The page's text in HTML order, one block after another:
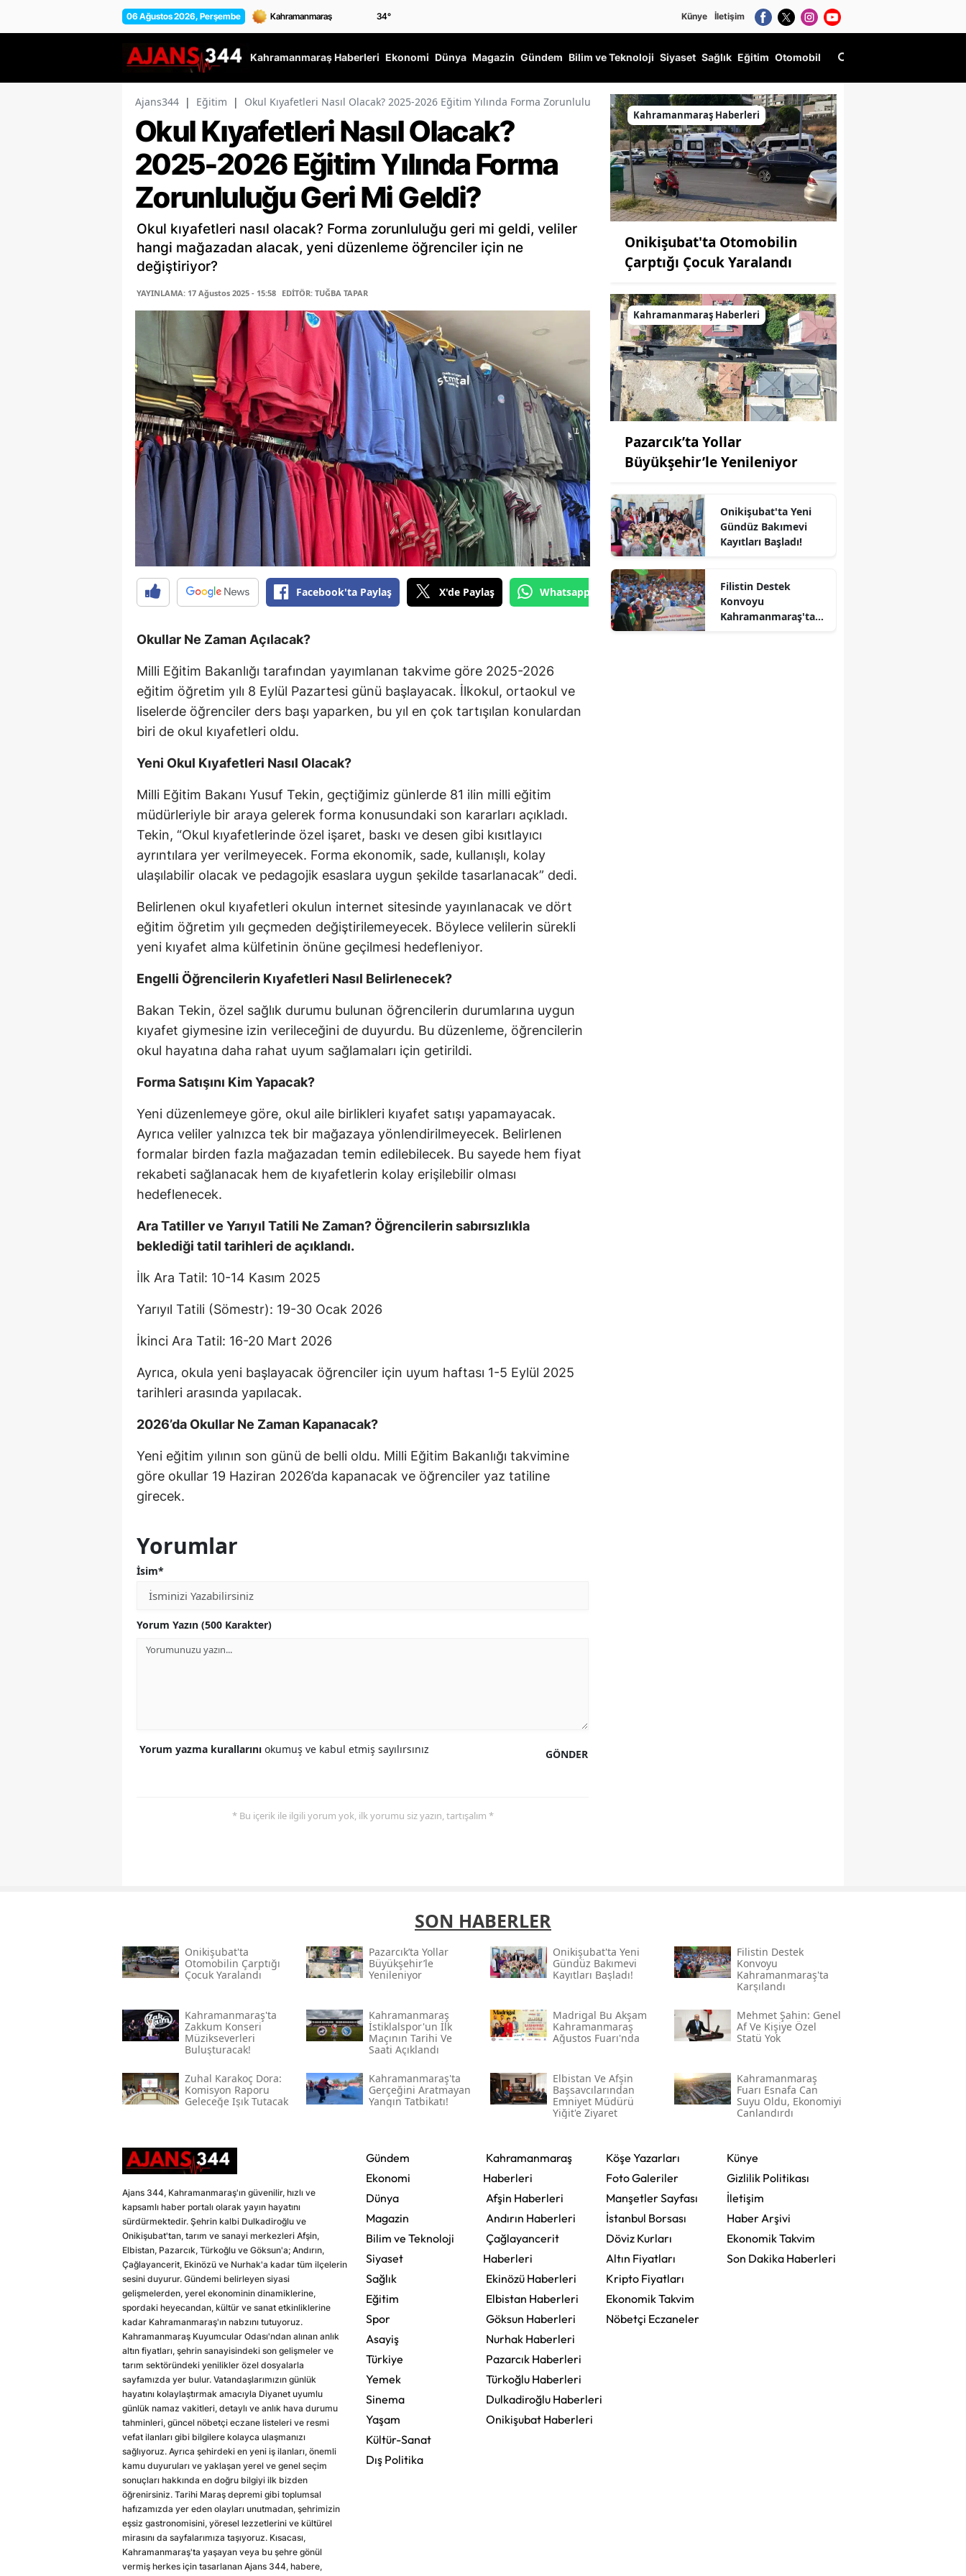
06 Ağustos 2026, Perşembe 34° Künye İletişim
Kahramanmaraş Haberleri Ekonomi Dünya Magazin Gündem Bilim ve Teknoloji Siyaset Sağlık Eğitim Otomobil
Ajans344 | Eğitim | Okul Kıyafetleri Nasıl Olacak? 2025-2026 Eğitim Yılında Forma Zorunluluğu Geri Mi Geldi?
Okul Kıyafetleri Nasıl Olacak?
2025-2026 Eğitim Yılında Forma
Zorunluluğu Geri Mi Geldi?
Okul kıyafetleri nasıl olacak? Forma zorunluluğu geri mi geldi, veliler
hangi mağazadan alacak, yeni düzenleme öğrenciler için ne
değiştiriyor?
YAYINLAMA: 17 Ağustos 2025 - 15:58 EDİTÖR: TUĞBA TAPAR
Facebook'ta Paylaş X'de Paylaş Whatsapp'tan Gönder
Okullar Ne Zaman Açılacak?
Milli Eğitim Bakanlığı tarafından yayımlanan takvime göre 2025-2026
eğitim öğretim yılı 8 Eylül Pazartesi günü başlayacak. İlkokul, ortaokul ve
liselerde öğrenciler ders başı yaparken, bu yıl en çok tartışılan konulardan
biri de okul kıyafetleri oldu.
Yeni Okul Kıyafetleri Nasıl Olacak?
Milli Eğitim Bakanı Yusuf Tekin, geçtiğimiz günlerde 81 ilin milli eğitim
müdürleriyle bir araya gelerek forma konusundaki son kararları açıkladı.
Tekin, “Okul kıyafetlerinde özel işaret, baskı ve desen gibi kısıtlayıcı
ayrıntılara yer verilmeyecek. Forma ekonomik, sade, kullanışlı, kolay
ulaşılabilir olacak ve pedagojik esaslara uygun şekilde tasarlanacak” dedi.
Belirlenen okul kıyafetleri okulun internet sitesinde yayınlanacak ve dört
eğitim öğretim yılı geçmeden değiştirilemeyecek. Böylece velilerin sürekli
yeni kıyafet alma külfetinin önüne geçilmesi hedefleniyor.
Engelli Öğrencilerin Kıyafetleri Nasıl Belirlenecek?
Bakan Tekin, özel sağlık durumu bulunan öğrencilerin durumlarına uygun
kıyafet giymesine izin verileceğini de duyurdu. Bu düzenleme, öğrencilerin
okul hayatına daha rahat uyum sağlamaları için getirildi.
Forma Satışını Kim Yapacak?
Yeni düzenlemeye göre, okul aile birlikleri kıyafet satışı yapamayacak.
Ayrıca veliler yalnızca tek bir mağazaya yönlendirilmeyecek. Belirlenen
formalar birden fazla mağazadan temin edilebilecek. Bu sayede hem fiyat
rekabeti sağlanacak hem de kıyafetlerin kolay erişilebilir olması
hedeflenecek.
Ara Tatiller ve Yarıyıl Tatili Ne Zaman? Öğrencilerin sabırsızlıkla
beklediği tatil tarihleri de açıklandı.
İlk Ara Tatil: 10-14 Kasım 2025
Yarıyıl Tatili (Sömestr): 19-30 Ocak 2026
İkinci Ara Tatil: 16-20 Mart 2026
Ayrıca, okula yeni başlayacak öğrenciler için uyum haftası 1-5 Eylül 2025
tarihleri arasında yapılacak.
2026’da Okullar Ne Zaman Kapanacak?
Yeni eğitim yılının son günü de belli oldu. Milli Eğitim Bakanlığı takvimine
göre okullar 19 Haziran 2026’da kapanacak ve öğrenciler yaz tatiline
girecek.
Yorumlar
İsim*
Yorum Yazın (500 Karakter)
GÖNDER
Yorum yazma kurallarını okumuş ve kabul etmiş sayılırsınız
* Bu içerik ile ilgili yorum yok, ilk yorumu siz yazın, tartışalım *
Kahramanmaraş Haberleri
Onikişubat'ta Otomobilin
Çarptığı Çocuk Yaralandı
Kahramanmaraş Haberleri
Pazarcık’ta Yollar
Büyükşehir’le Yenileniyor
Onikişubat'ta Yeni
Gündüz Bakımevi
Kayıtları Başladı!
Filistin Destek
Konvoyu
Kahramanmaraş'ta
SON HABERLER
Onikişubat'ta
Otomobilin Çarptığı
Çocuk Yaralandı
Pazarcık’ta Yollar
Büyükşehir’le
Yenileniyor
Onikişubat'ta Yeni
Gündüz Bakımevi
Kayıtları Başladı!
Filistin Destek
Konvoyu
Kahramanmaraş'ta
Karşılandı
Kahramanmaraş'ta
Zakkum Konseri
Müzikseverleri
Buluşturacak!
Kahramanmaraş
İstiklalspor'un İlk
Maçının Tarihi Ve
Saati Açıklandı
Madrigal Bu Akşam
Kahramanmaraş
Ağustos Fuarı'nda
Mehmet Şahin: Genel
Af Ve Kişiye Özel
Statü Yok
Zuhal Karakoç Dora:
Komisyon Raporu
Geleceğe Işık Tutacak
Kahramanmaraş'ta
Gerçeğini Aratmayan
Yangın Tatbikatı!
Elbistan Ve Afşin
Başsavcılarından
Emniyet Müdürü
Yiğit'e Ziyaret
Kahramanmaraş
Fuarı Esnafa Can
Suyu Oldu, Ekonomiyi
Canlandırdı
Ajans 344, Kahramanmaraş'ın güvenilir, hızlı ve
kapsamlı haber portalı olarak yayın hayatını
sürdürmektedir. Şehrin kalbi Dulkadiroğlu ve
Onikişubat'tan, tarım ve sanayi merkezleri Afşin,
Elbistan, Pazarcık, Türkoğlu ve Göksun'a; Andırın,
Çağlayancerit, Ekinözü ve Nurhak'a kadar tüm ilçelerin
sesini duyurur. Gündemi belirleyen siyasi
gelişmelerden, yerel ekonominin dinamiklerine,
spordaki heyecandan, kültür ve sanat etkinliklerine
kadar Kahramanmaraş'ın nabzını tutuyoruz.
Kahramanmaraş Kuyumcular Odası'ndan alınan anlık
altın fiyatları, şehrin sanayisindeki son gelişmeler ve
tarım sektöründeki yenilikler özel dosyalarla
sayfamızda yer bulur. Vatandaşlarımızın günlük
hayatını kolaylaştırmak amacıyla Diyanet uyumlu
günlük namaz vakitleri, detaylı ve anlık hava durumu
tahminleri, güncel nöbetçi eczane listeleri ve resmi
vefat ilanları gibi bilgilere kolayca ulaşmanızı
sağlıyoruz. Ayrıca şehirdeki en yeni iş ilanları, önemli
kamu duyuruları ve yaklaşan yerel ve genel seçim
sonuçları hakkında en doğru bilgiyi ilk bizden
öğrenirsiniz. Tarihi Maraş depremi gibi toplumsal
hafızamızda yer eden olayları unutmadan, şehrimizin
eşsiz gastronomisini, yöresel lezzetlerini ve kültürel
mirasını da sayfalarımıza taşıyoruz. Kısacası,
Kahramanmaraş'ta yaşayan veya bu şehre gönül
vermiş herkes için tasarlanan Ajans 344, habere,
Gündem
Ekonomi
Dünya
Magazin
Bilim ve Teknoloji
Siyaset
Sağlık
Eğitim
Spor
Asayiş
Türkiye
Yemek
Sinema
Yaşam
Kültür-Sanat
Dış Politika
Kahramanmaraş
Haberleri
Afşin Haberleri
Andırın Haberleri
Çağlayancerit
Haberleri
Ekinözü Haberleri
Elbistan Haberleri
Göksun Haberleri
Nurhak Haberleri
Pazarcık Haberleri
Türkoğlu Haberleri
Dulkadiroğlu Haberleri
Onikişubat Haberleri
Köşe Yazarları
Foto Galeriler
Manşetler Sayfası
İstanbul Borsası
Döviz Kurları
Altın Fiyatları
Kripto Fiyatları
Ekonomik Takvim
Nöbetçi Eczaneler
Künye
Gizlilik Politikası
İletişim
Haber Arşivi
Ekonomik Takvim
Son Dakika Haberleri